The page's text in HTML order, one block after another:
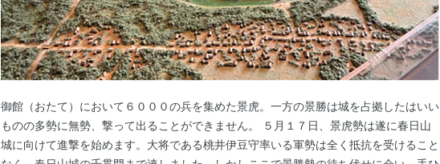
御館（おたて）において６０００の兵を集めた景虎。一方の景勝は城を占拠したはいい
ものの多勢に無勢、撃って出ることができません。 ５月１７日、景虎勢は遂に春日山
城に向けて進撃を始めます。大将である桃井伊豆守率いる軍勢は全く抵抗を受けること